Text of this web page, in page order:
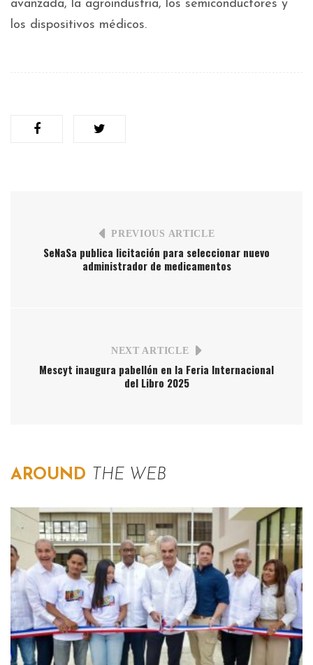
avanzada, la agroindustria, los semiconductores y
los dispositivos médicos.
PREVIOUS ARTICLE
SeNaSa publica licitación para seleccionar nuevo
administrador de medicamentos
NEXT ARTICLE
Mescyt inaugura pabellón en la Feria Internacional
del Libro 2025
AROUND THE WEB